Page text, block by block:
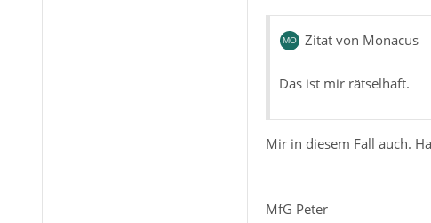
Zitat von Monacus
Das ist mir rätselhaft.
Mir in diesem Fall auch.
MfG Peter